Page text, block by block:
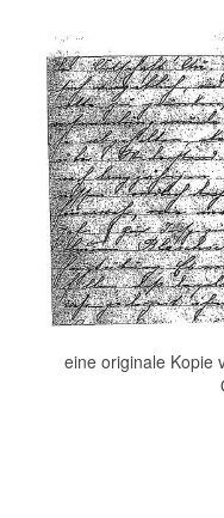
eine originale Kopie